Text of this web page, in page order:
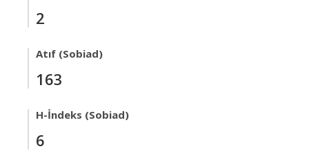
2
Atıf (Sobiad)
163
H-İndeks (Sobiad)
6